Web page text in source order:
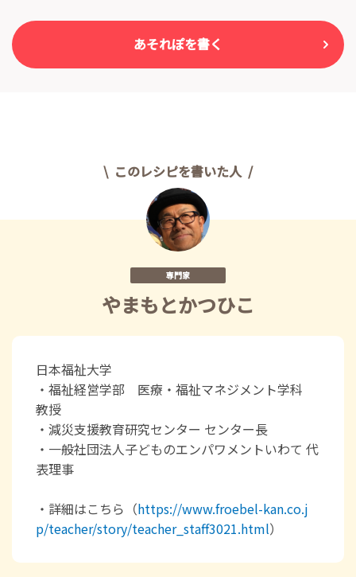
あそれぽを書く
このレシピを書いた人
専門家
やまもとかつひこ
日本福祉大学
・福祉経営学部 医療・福祉マネジメント学科
教授
・減災支援教育研究センター センター長
・一般社団法人子どものエンパワメントいわて 代
表理事
・詳細はこちら（https://www.froebel-kan.co.j
p/teacher/story/teacher_staff3021.html）